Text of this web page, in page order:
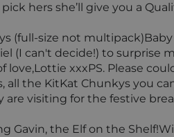
hers she’ll give you a
(full-size not
(I can't decide!) to surprise
xxxPS. Please
the KitKat Chunkys you
visiting for the festive
Gavin, the Elf on the